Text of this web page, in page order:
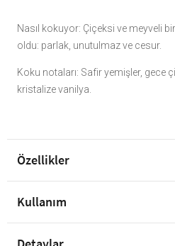
Nasıl kokuyor: Çiçeksi ve meyveli
oldu: parlak, unutulmaz ve cesur.
Koku notaları: Safir yemişler, gece
kristalize vanilya.
Özellikler
Kullanım